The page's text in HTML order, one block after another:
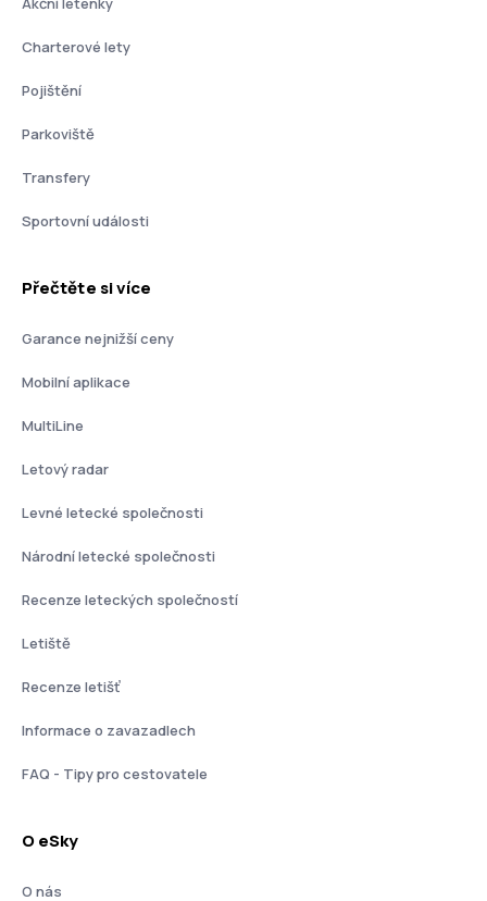
Charterové lety
Pojištění
Parkoviště
Transfery
Sportovní události
Přečtěte si více
Garance nejnižší ceny
Mobilní aplikace
MultiLine
Letový radar
Levné letecké společnosti
Národní letecké společnosti
Recenze leteckých společností
Letiště
Recenze letišť
Informace o zavazadlech
FAQ - Tipy pro cestovatele
O eSky
O nás